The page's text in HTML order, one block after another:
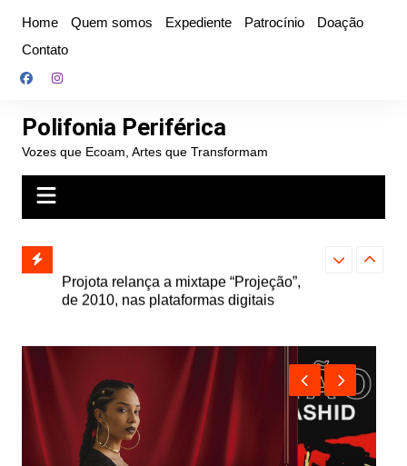
conteúdo
Home Quem somos Expediente Patrocínio
Doação
Contato
Polifonia Periférica
Vozes que Ecoam, Artes que Transformam
e abre
autoral,
de 2010, nas plataformas digitais
Farofa